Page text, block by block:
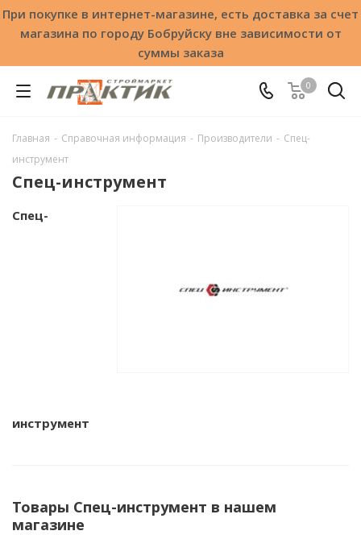
При покупке в интернет-магазине, есть доставка за счет
магазина по городу Бобруйску вне зависимости от
суммы заказа
0
Главная - Справочная информация - Производители - Спец-
инструмент
Спец-инструмент
Спец-
инструмент
Товары Спец-инструмент в нашем
магазине